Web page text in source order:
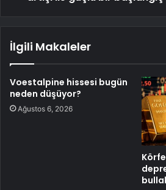
İlgili Makaleler
Voestalpine hissesi bugün
neden düşüyor?
Ağustos 6, 2026